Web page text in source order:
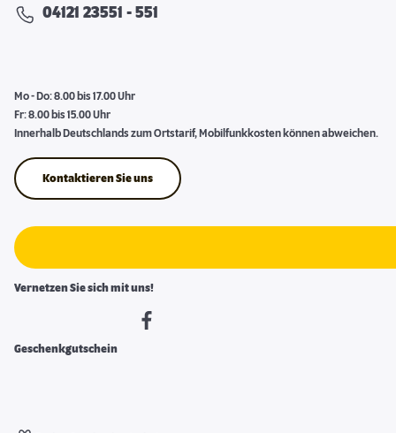
04121 23551 - 551
Mo - Do: 8.00 bis 17.00 Uhr
Fr: 8.00 bis 15.00 Uhr
Innerhalb Deutschlands zum Ortstarif, Mobilfunkkosten können abweichen.
Kontaktieren Sie uns
Vernetzen Sie sich mit uns!
Geschenkgutschein